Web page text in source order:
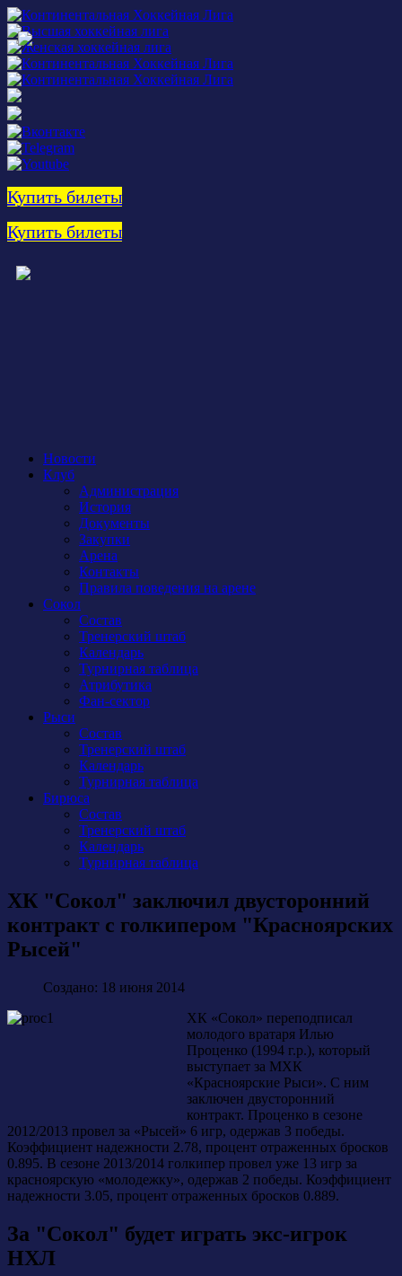
Купить билеты
Купить билеты
Новости
Клуб
Администрация
История
Документы
Закупки
Арена
Контакты
Правила поведения на арене
Сокол
Состав
Тренерский штаб
Календарь
Турнирная таблица
Атрибутика
Фан-сектор
Рыси
Состав
Тренерский штаб
Календарь
Турнирная таблица
Бирюса
Состав
Тренерский штаб
Календарь
Турнирная таблица
ХК "Сокол" заключил двусторонний
контракт с голкипером "Красноярских
Рысей"
Создано: 18 июня 2014
ХК «Сокол» переподписал
молодого вратаря Илью
Проценко (1994 г.р.), который
выступает за МХК
«Красноярские Рыси». С ним
заключен двусторонний
контракт. Проценко в сезоне
2012/2013 провел за «Рысей» 6 игр, одержав 3 победы.
Коэффициент надежности 2.78, процент отраженных бросков
0.895. В сезоне 2013/2014 голкипер провел уже 13 игр за
красноярскую «молодежку», одержав 2 победы. Коэффициент
надежности 3.05, процент отраженных бросков 0.889.
За "Сокол" будет играть экс-игрок
НХЛ